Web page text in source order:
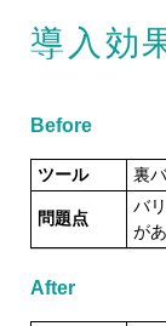
導入効
Before
ツール 裏
問題点
バ
が
After